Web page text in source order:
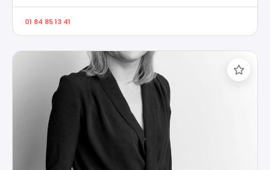
01 84 85 13 41